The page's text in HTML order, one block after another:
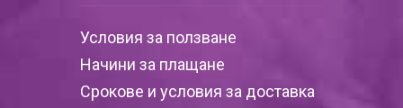
Условия за ползване
Начини за плащане
Срокове и условия за доставка